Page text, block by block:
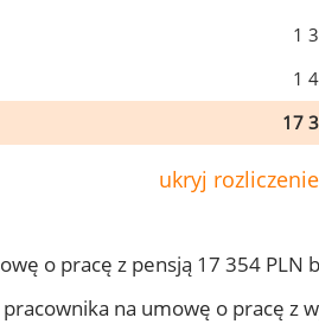
1
1
17
ukryj
o pracę z pensją 17 354
na umowę o pracę z